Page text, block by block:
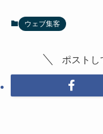
ウェブ集客
ポストし